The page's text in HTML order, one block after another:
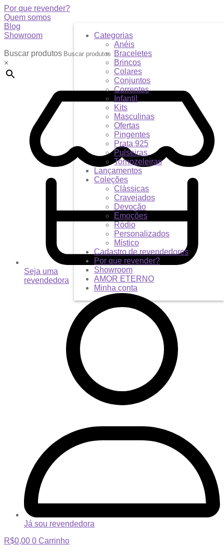
Por que revender?
Quem somos
Blog
Showroom
Buscar produtos
×
Seja uma
revendedora
Já sou revendedora
R$0,00 0 Carrinho
Categorias
Anéis
Braceletes
Brincos
Colares
Conjuntos
Correntes
Infantil
Kits
Masculinas
Ofertas
Pingentes
Prata 925
Pulseiras
Tornozeleiras
Lançamentos
Coleções
Clássicas
Cravejados
Devoção
Emoções
Ródio
Personalizados
Místico
Cadastro de revendedores
Por que revender?
Showroom
AMOR ETERNO
Minha conta